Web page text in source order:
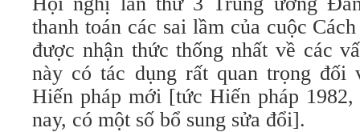
thanh toán các sai lầm của cuộc
được nhận thức thống nhất về các
này có tác dụng rất quan trọng đối
Hiến pháp mới [tức Hiến pháp
nay, có một số bổ sung sửa đổi].